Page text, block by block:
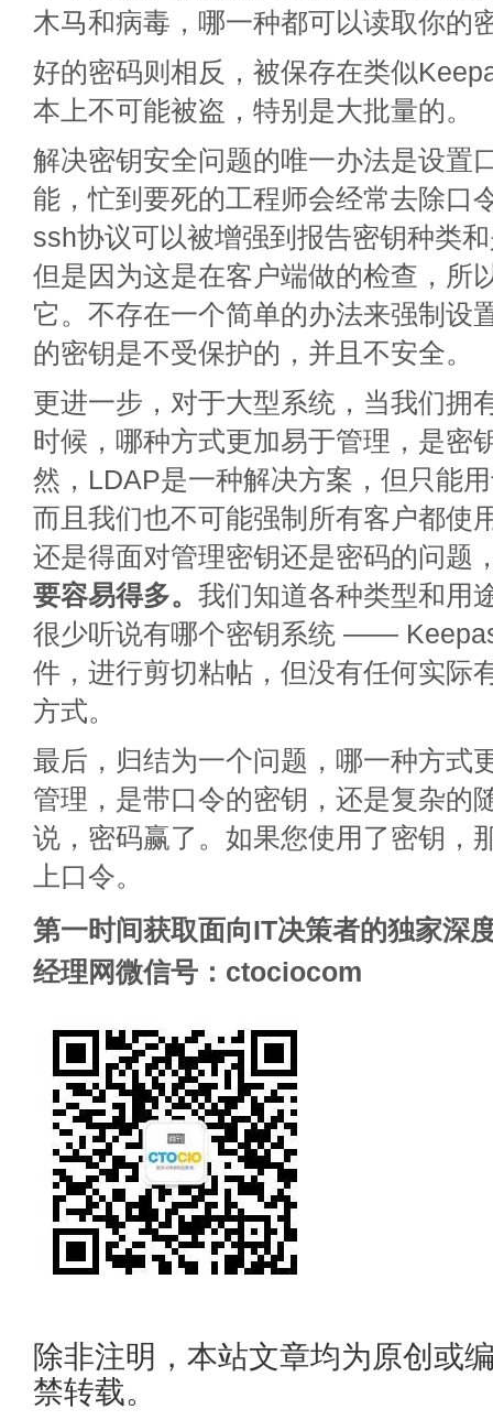
木马和病毒，哪一种都可以读取你的
好的密码则相反，被保存在类似
本上不可能被盗，特别是大批量的。
解决密钥安全问题的唯一办法是设置
能，忙到要死的工程师会经常去除口
ssh协议可以被增强到报告密钥种类
但是因为这是在客户端做的检查，所
它。不存在一个简单的办法来强制设
的密钥是不受保护的，并且不安全。
更进一步，对于大型系统，当我们拥
时候，哪种方式更加易于管理，是密
然，LDAP是一种解决方案，但只能
而且我们也不可能强制所有客户都使
还是得面对管理密钥还是密码的问题
要容易得多。 我们知道各种类型和用
很少听说有哪个密钥系统 ——
件，进行剪切粘帖，但没有任何实际
方式。
最后，归结为一个问题，哪一种方式
管理，是带口令的密钥，还是复杂的
说，密码赢了。如果您使用了密钥，
上口令。
第一时间获取面向IT决策者的独家深
经理网微信号：ctociocom
除非注明，本站文章均为原创或
禁转载。